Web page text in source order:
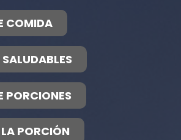
COMIDA
PORCIONES
PORCIÓN